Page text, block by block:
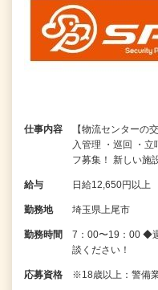
仕事内容
【物流センターの
入管理 ・巡回 ・
フ募集！ 新しい施
給与 日給12,650円以上
勤務地 埼玉県上尾市
勤務時間
7：00〜19：00 ◆
談ください！
応募資格 ※18歳以上：警備